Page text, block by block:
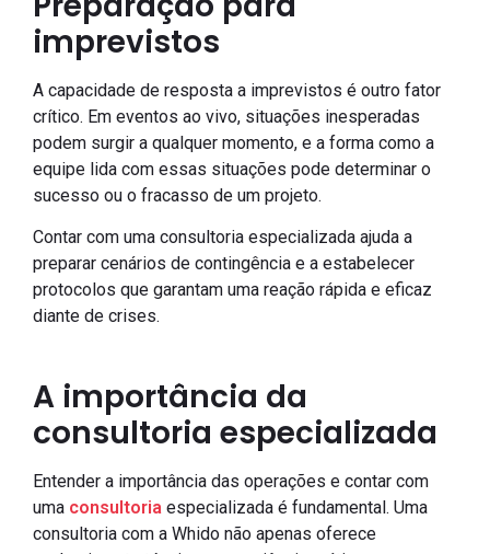
imprevistos
A capacidade de resposta a imprevistos é outro fator
crítico. Em eventos ao vivo, situações inesperadas
podem surgir a qualquer momento, e a forma como a
equipe lida com essas situações pode determinar o
sucesso ou o fracasso de um projeto.
Contar com uma consultoria especializada ajuda a
preparar cenários de contingência e a estabelecer
protocolos que garantam uma reação rápida e eficaz
diante de crises.
A importância da
consultoria especializada
Entender a importância das operações e contar com
uma consultoria especializada é fundamental. Uma
consultoria com a Whido não apenas oferece